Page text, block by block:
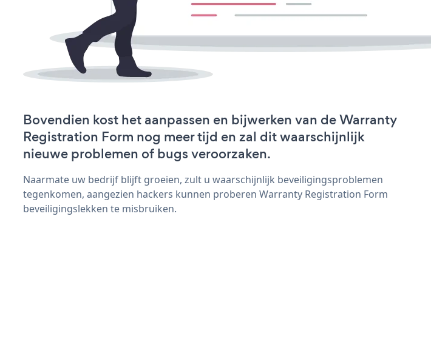
Bovendien kost het aanpassen en bijwerken van de Warranty
Registration Form nog meer tijd en zal dit waarschijnlijk
nieuwe problemen of bugs veroorzaken.
Naarmate uw bedrijf blijft groeien, zult u waarschijnlijk beveiligingsproblemen
tegenkomen, aangezien hackers kunnen proberen Warranty Registration Form
beveiligingslekken te misbruiken.